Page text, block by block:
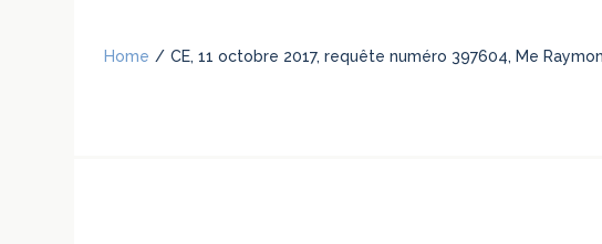
Home / CE, 11 octobre 2017, requête numéro 397604, Me